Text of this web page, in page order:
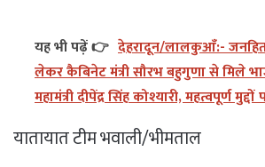
यह भी पढ़ें 👉 देहरादून/लालकुआँ:-
लेकर कैबिनेट मंत्री सौरभ बहुगुणा से मिले
महामंत्री दीपेंद्र सिंह कोश्यारी, महत्वपूर्ण मुद्दों
यातायात टीम भवाली/भीमताल